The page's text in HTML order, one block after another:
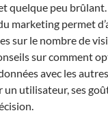
quelque peu
marketing permet
sur le nombre de
sur comment
avec les
utilisateur, ses